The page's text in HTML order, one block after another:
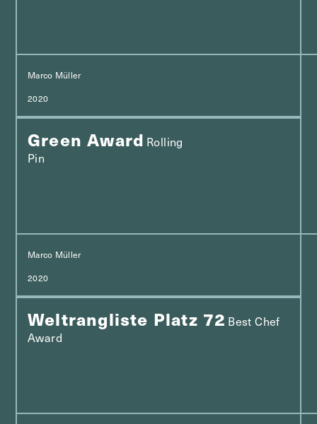
Marco Müller
2020
Green Award Rolling
Pin
Marco Müller
2020
Weltrangliste Platz 72 Best Chef
Award